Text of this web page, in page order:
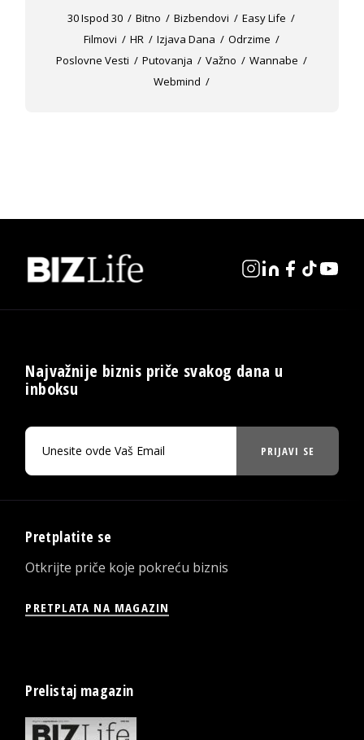
30 Ispod 30 Bitno Bizbendovi
Easy Life
Filmovi
HR Izjava Dana
Odrzime
Poslovne Vesti
Putovanja Važno
Wannabe
Webmind
Najvažnije biznis priče svakog dana u
inboksu
PRIJAVI SE
Pretplatite se
Otkrijte priče koje pokreću biznis
PRETPLATA NA MAGAZIN
Prelistaj magazin